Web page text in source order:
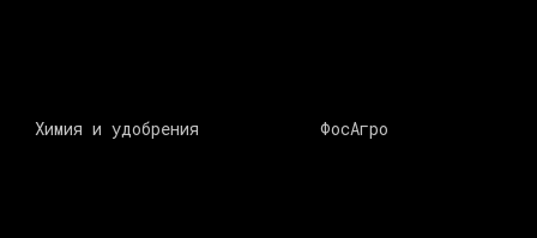
Химия и удобрения ФосАгро